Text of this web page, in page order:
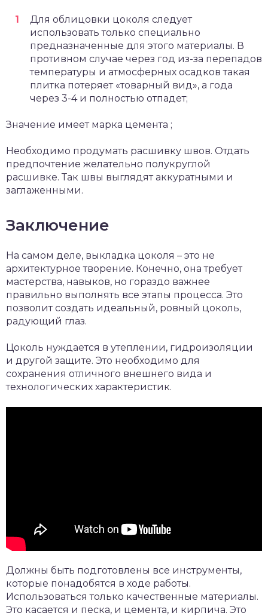
Для облицовки цоколя следует
использовать только специально
предназначенные для этого материалы. В
противном случае через год из-за перепадов
температуры и атмосферных осадков такая
плитка потеряет «товарный вид», а года
через 3-4 и полностью отпадет;
Значение имеет марка цемента ;
Необходимо продумать расшивку швов. Отдать
предпочтение желательно полукруглой
расшивке. Так швы выглядят аккуратными и
заглаженными.
Заключение
На самом деле, выкладка цоколя – это не
архитектурное творение. Конечно, она требует
мастерства, навыков, но гораздо важнее
правильно выполнять все этапы процесса. Это
позволит создать идеальный, ровный цоколь,
радующий глаз.
Цоколь нуждается в утеплении, гидроизоляции
и другой защите. Это необходимо для
сохранения отличного внешнего вида и
технологических характеристик.
Должны быть подготовлены все инструменты,
которые понадобятся в ходе работы.
Использоваться только качественные материалы.
Это касается и песка, и цемента, и кирпича. Это